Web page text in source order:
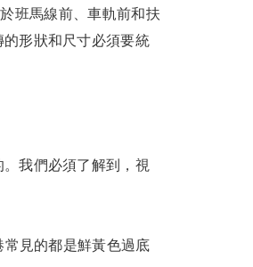
班馬線前、車軌前和扶
形狀和尺寸必須要統
我們必須了解到，視
見的都是鮮黃色過底